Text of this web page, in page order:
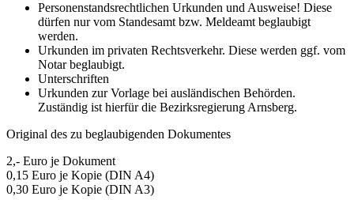
Personenstandsrechtlichen Urkunden und Ausweise! Diese
dürfen nur vom Standesamt bzw. Meldeamt beglaubigt
werden.
Urkunden im privaten Rechtsverkehr. Diese werden ggf. vom
Notar beglaubigt.
Unterschriften
Urkunden zur Vorlage bei ausländischen Behörden.
Zuständig ist hierfür die Bezirksregierung Arnsberg.
Original des zu beglaubigenden Dokumentes
2,- Euro je Dokument
0,15 Euro je Kopie (DIN A4)
0,30 Euro je Kopie (DIN A3)